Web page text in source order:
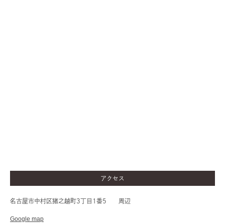
アクセス
名古屋市中村区猪之越町3丁目1番5 周辺
Google map